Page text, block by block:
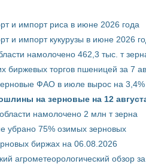
и импорт риса в июне 2026 года
и импорт кукурузы в июне 2026
намолочено 462,3 тыс. т
биржевых торгов пшеницей за 7
ФАО в июле вырос на 3,4%
на зерновые на 12
намолочено 2 млн т зерна
убрано 75% озимых зерновых
биржах на 06.08.2026
агрометеорологический обзор